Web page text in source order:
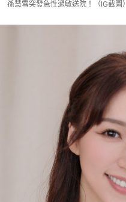
孫慧雪突發急性過敏送院！（IG截圖）